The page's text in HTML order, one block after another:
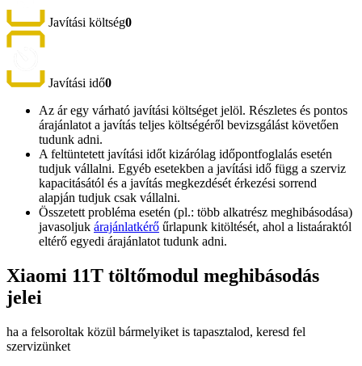
Javítási költség0
Javítási idő0
Az ár egy várható javítási költséget jelöl. Részletes és pontos
árajánlatot a javítás teljes költségéről bevizsgálást követően
tudunk adni.
A feltüntetett javítási időt kizárólag időpontfoglalás esetén
tudjuk vállalni. Egyéb esetekben a javítási idő függ a szerviz
kapacitásától és a javítás megkezdését érkezési sorrend
alapján tudjuk csak vállalni.
Összetett probléma esetén (pl.: több alkatrész meghibásodása)
javasoljuk árajánlatkérő űrlapunk kitöltését, ahol a listaáraktól
eltérő egyedi árajánlatot tudunk adni.
Xiaomi 11T töltőmodul meghibásodás
jelei
ha a felsoroltak közül bármelyiket is tapasztalod, keresd fel
szervizünket